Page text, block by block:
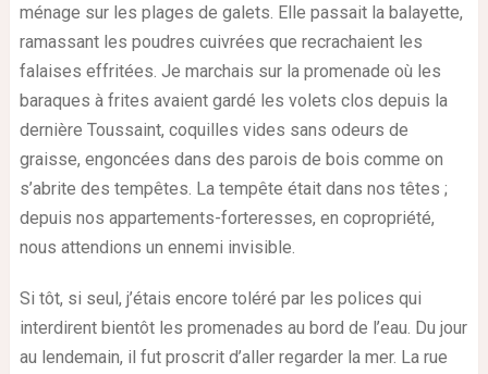
ménage sur les plages de galets. Elle passait la balayette,
ramassant les poudres cuivrées que recrachaient les
falaises effritées. Je marchais sur la promenade où les
baraques à frites avaient gardé les volets clos depuis la
dernière Toussaint, coquilles vides sans odeurs de
graisse, engoncées dans des parois de bois comme on
s’abrite des tempêtes. La tempête était dans nos têtes ;
depuis nos appartements-forteresses, en copropriété,
nous attendions un ennemi invisible.
Si tôt, si seul, j’étais encore toléré par les polices qui
interdirent bientôt les promenades au bord de l’eau. Du jour
au lendemain, il fut proscrit d’aller regarder la mer. La rue